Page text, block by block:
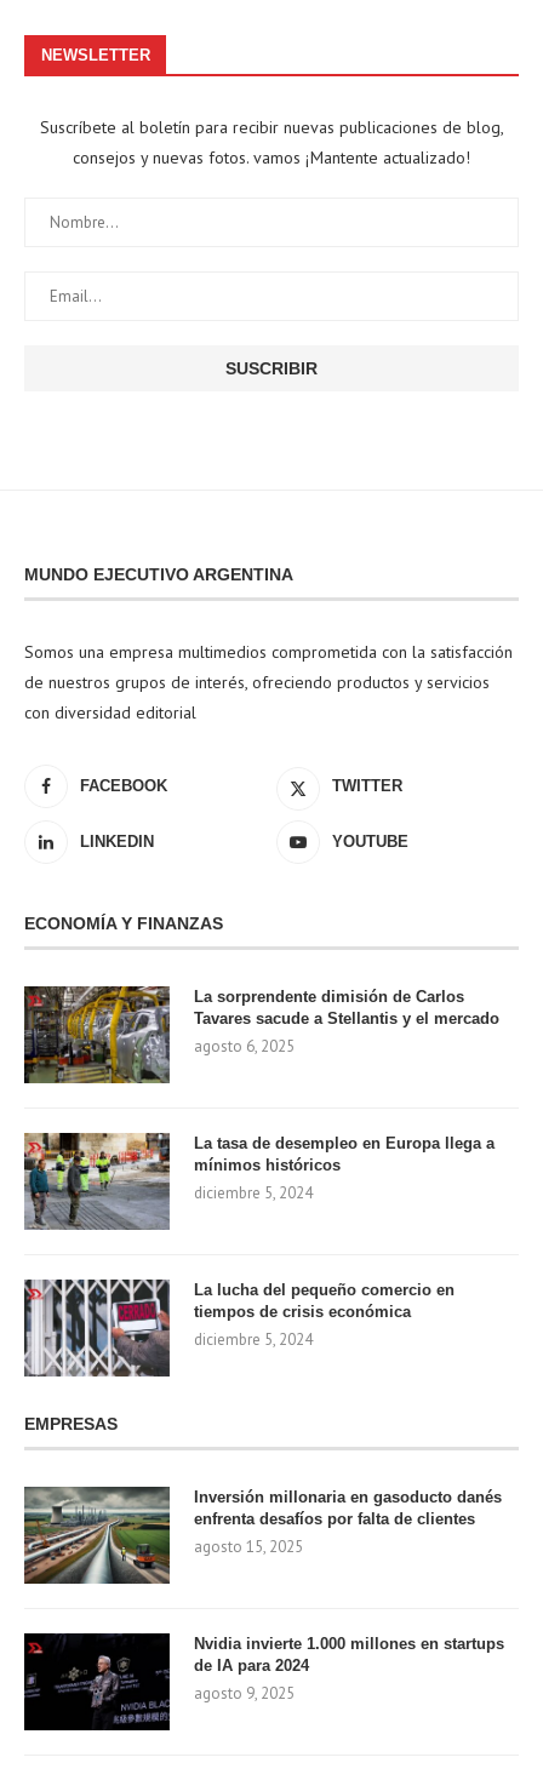
NEWSLETTER
Suscríbete al boletín para recibir nuevas publicaciones de blog,
consejos y nuevas fotos. vamos ¡Mantente actualizado!
MUNDO EJECUTIVO ARGENTINA
Somos una empresa multimedios comprometida con la satisfacción
de nuestros grupos de interés, ofreciendo productos y servicios
con diversidad editorial
FACEBOOK TWITTER
LINKEDIN YOUTUBE
ECONOMÍA Y FINANZAS
La sorprendente dimisión de Carlos
Tavares sacude a Stellantis y el mercado
agosto 6, 2025
La tasa de desempleo en Europa llega a
mínimos históricos
diciembre 5, 2024
La lucha del pequeño comercio en
tiempos de crisis económica
diciembre 5, 2024
EMPRESAS
Inversión millonaria en gasoducto danés
enfrenta desafíos por falta de clientes
agosto 15, 2025
Nvidia invierte 1.000 millones en startups
de IA para 2024
agosto 9, 2025